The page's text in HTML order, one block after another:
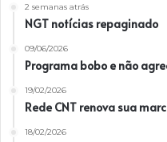
2 semanas atrás
NGT notícias repaginado
09/06/2026
Programa bobo e não
19/02/2026
Rede CNT renova sua
18/02/2026